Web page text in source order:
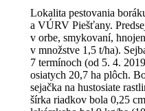
Lokalita pestovania
a VÚRV Piešťany.
v orbe, smykovaní,
v množstve 1,5 t/ha).
7 termínoch (od 5. 4.
osiatych 20,7 ha plôch.
sejačka na hustosiate
šírka riadkov bola 0,25